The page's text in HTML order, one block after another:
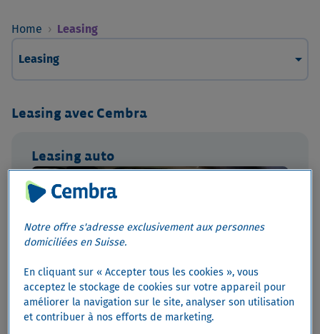
Home › Leasing
arrow_drop_down
Leasing
Leasing avec Cembra
Leasing auto
Notre offre s'adresse exclusivement aux personnes
domiciliées en Suisse.
En cliquant sur « Accepter tous les cookies », vous
acceptez le stockage de cookies sur votre appareil pour
améliorer la navigation sur le site, analyser son utilisation
et contribuer à nos efforts de marketing.